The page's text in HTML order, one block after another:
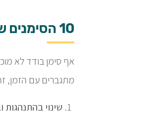
10 הסימנים שכדאי לשים לב אליהם
אף סימן בודד לא
מתגברים עם הזמן,
שינוי